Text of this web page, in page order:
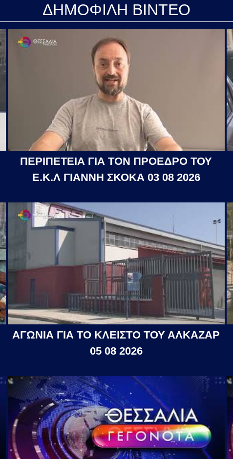
ΔΗΜΟΦΙΛΗ ΒΙΝΤΕΟ
ΠΕΡΙΠΕΤΕΙΑ ΓΙΑ ΤΟΝ ΠΡΟΕΔΡΟ ΤΟΥ
Ε.Κ.Λ ΓΙΑΝΝΗ ΣΚΟΚΑ 03 08 2026
ΑΓΩΝΙΑ ΓΙΑ ΤΟ ΚΛΕΙΣΤΟ ΤΟΥ ΑΛΚΑΖΑΡ
05 08 2026